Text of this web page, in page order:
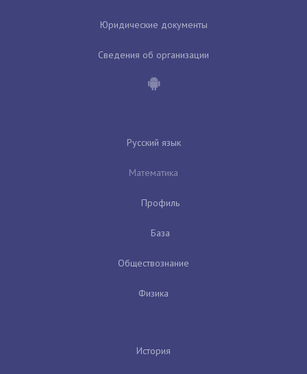
Юридические документы
Сведения об организации
Русский язык
Математика
Профиль
База
Обществознание
Физика
История